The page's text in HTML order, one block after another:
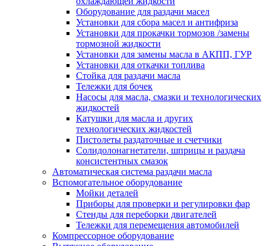
Оборудование для раздачи масел
Установки для сбора масел и антифриза
Установки для прокачки тормозов /замены
тормозной жидкости
Установки для замены масла в АКПП, ГУР
Установки для откачки топлива
Стойка для раздачи масла
Тележки для бочек
Насосы для масла, смазки и технологических
жидкостей
Катушки для масла и других
технологических жидкостей
Пистолеты раздаточные и счетчики
Солидолонагнетатели, шприцы и раздача
консистентных смазок
Автоматическая система раздачи масла
Вспомогательное оборудование
Мойки деталей
Приборы для проверки и регулировки фар
Стенды для переборки двигателей
Тележки для перемещения автомобилей
Компрессорное оборудование